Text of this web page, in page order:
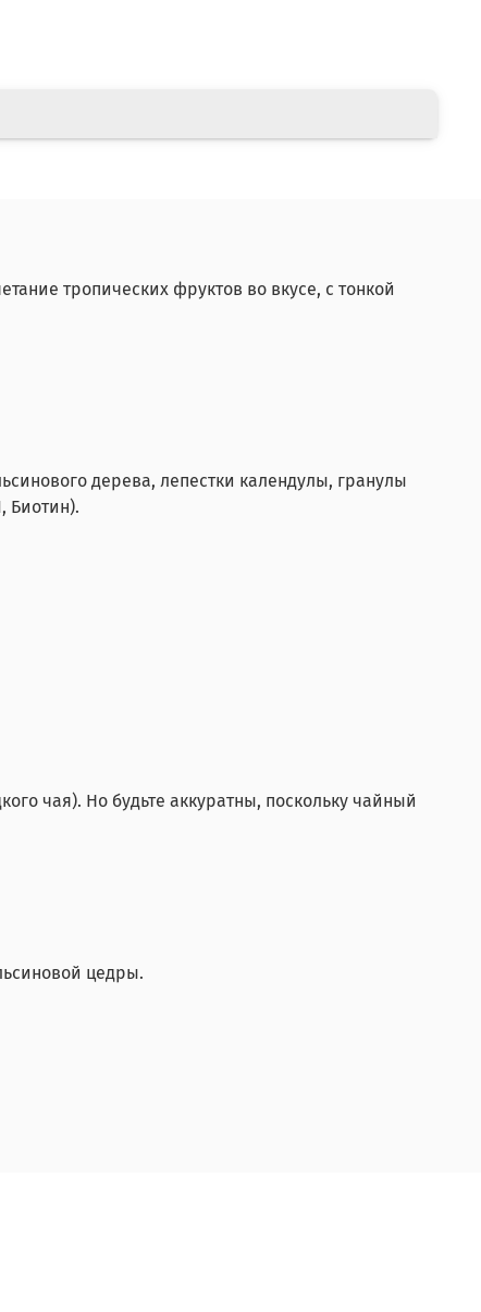
тропических фруктов во вкусе, с тонкой
дерева, лепестки календулы, гранулы
Биотин).
чая). Но будьте аккуратны, поскольку чайный
цедры.